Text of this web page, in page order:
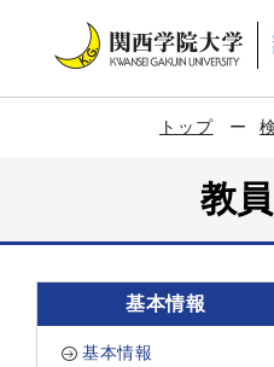
トップ
教
基本情報
基本情報